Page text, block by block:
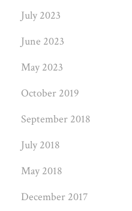
July 2023
June 2023
May 2023
October 2019
September 2018
July 2018
May 2018
December 2017